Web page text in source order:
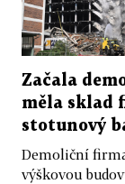
Začala
měla sklad
stotunový
Demoliční
výškovou